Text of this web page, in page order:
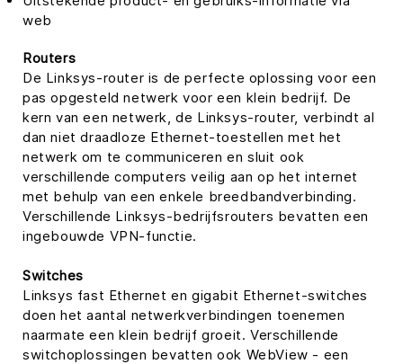
web
Routers
De Linksys-router is de perfecte oplossing voor een
pas opgesteld netwerk voor een klein bedrijf. De
kern van een netwerk, de Linksys-router, verbindt al
dan niet draadloze Ethernet-toestellen met het
netwerk om te communiceren en sluit ook
verschillende computers veilig aan op het internet
met behulp van een enkele breedbandverbinding.
Verschillende Linksys-bedrijfsrouters bevatten een
ingebouwde VPN-functie.
Switches
Linksys fast Ethernet en gigabit Ethernet-switches
doen het aantal netwerkverbindingen toenemen
naarmate een klein bedrijf groeit. Verschillende
switchoplossingen bevatten ook WebView - een